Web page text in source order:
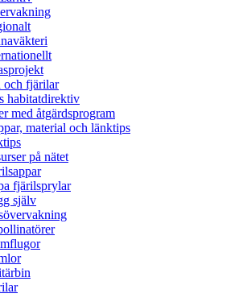
och fjärilar
habitatdirektiv
med åtgärdsprogram
material och länktips
på nätet
fjärilsprylar
själv